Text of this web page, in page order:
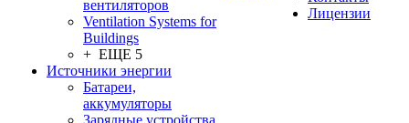
вентиляторов
Ventilation Systems for
Buildings
+ ЕЩЕ 5
Источники энергии
Батареи,
аккумуляторы
Зарядные устройства
Лицензии